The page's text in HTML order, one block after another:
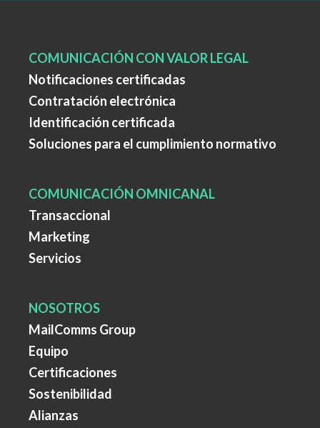
COMUNICACIÓN CON VALOR LEGAL
Notificaciones certificadas
Contratación electrónica
Identificación certificada
Soluciones para el cumplimiento normativo
COMUNICACIÓN OMNICANAL
Transaccional
Marketing
Servicios
NOSOTROS
MailComms Group
Equipo
Certificaciones
Sostenibilidad
Alianzas